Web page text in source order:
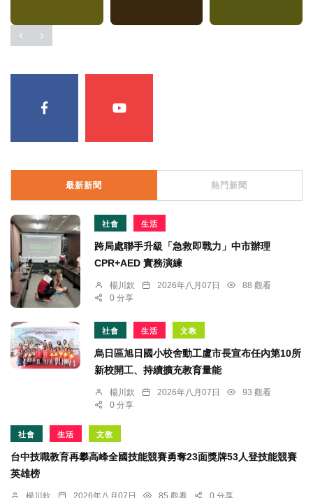
最新新聞 熱門新聞
社會 生活
跨局處聯手升級「急救即戰力」中市辦理
CPR+AED 實務演練
楊川欽 2026年八月07日
88 觀看
0 分享
社會 生活 文教
烏日區旭日國小校舍動工盧市長宣布任內第10所
新校開工、持續擴充教育量能
楊川欽 2026年八月07日
93 觀看
0 分享
社會 生活 文教
台中技職教育再攀高峰全國技能競賽勇奪23面獎牌53人登技能競賽
英雄榜
楊川欽 2026年八月07日 85 觀看 0 分享